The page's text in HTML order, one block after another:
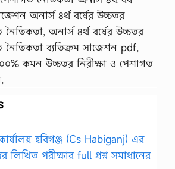
অনার্স ৪র্থ বর্ষের উচ্চতর
নৈতিকতা, অনার্স ৪র্থ বর্ষের উচ্চতর
নৈতিকতা ব্যতিক্রম সাজেশন pdf,
কমন উচ্চতর নিরীক্ষা ও পেশাগত
হবিগঞ্জ (Cs Habiganj) এর
লিখিত পরীক্ষার full প্রশ্ন সমাধানের